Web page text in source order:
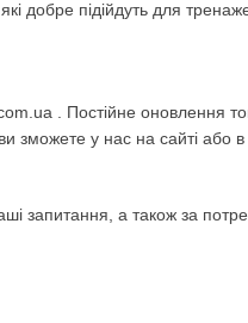
добре підійдуть для
. Постійне оновлення
зможете у нас на сайті
запитання, а також за